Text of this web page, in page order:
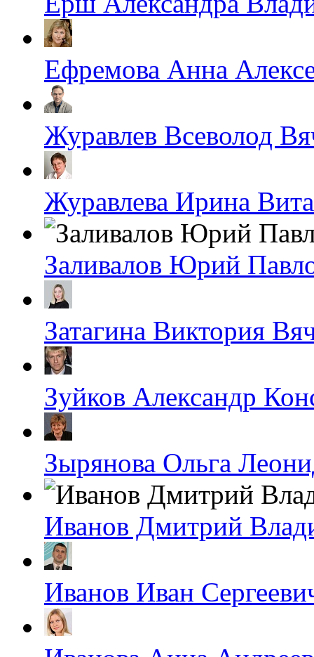
Ефремова Анна
Журавлев Всеволод
Журавлева Ирина
Заливалов Юрий
Затагина Виктория
Зуйков Александр
Зырянова Ольга
Иванов Дмитрий
Иванов Иван